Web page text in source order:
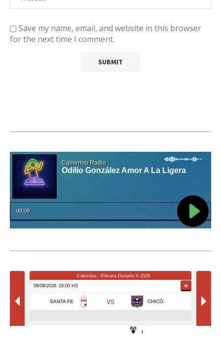
Save my name, email, and website in this browser
for the next time I comment.